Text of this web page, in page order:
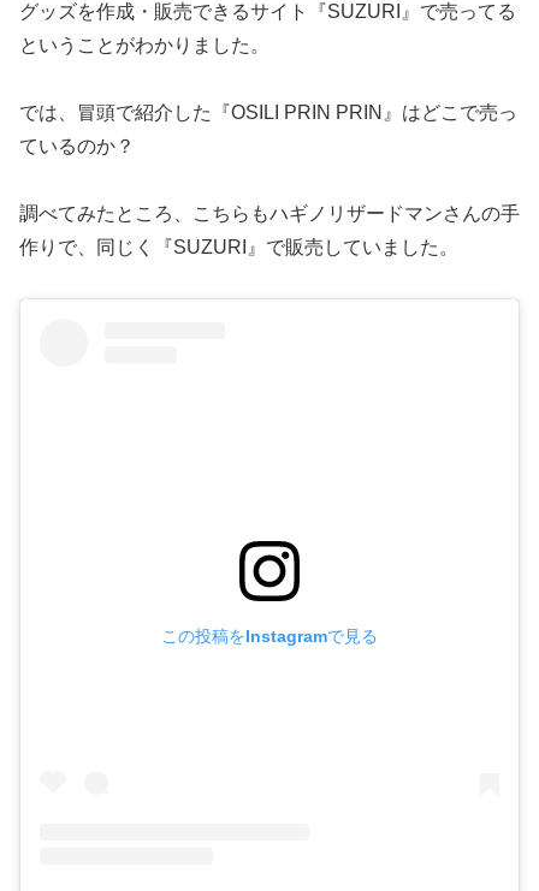
グッズを作成・販売できるサイト『SUZURI』で売ってる
ということがわかりました。
では、冒頭で紹介した『OSILI PRIN PRIN』はどこで売っ
ているのか？
調べてみたところ、こちらもハギノリザードマンさんの手
作りで、同じく『SUZURI』で販売していました。
この投稿をInstagramで見る